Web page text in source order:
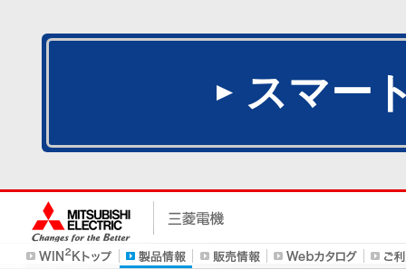
スマー